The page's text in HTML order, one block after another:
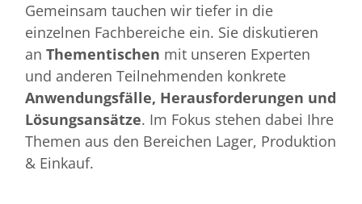
Gemeinsam tauchen wir tiefer in die
einzelnen Fachbereiche ein. Sie diskutieren
an Thementischen mit unseren Experten
und anderen Teilnehmenden konkrete
Anwendungsfälle, Herausforderungen und
Lösungsansätze. Im Fokus stehen dabei Ihre
Themen aus den Bereichen Lager, Produktion
& Einkauf.